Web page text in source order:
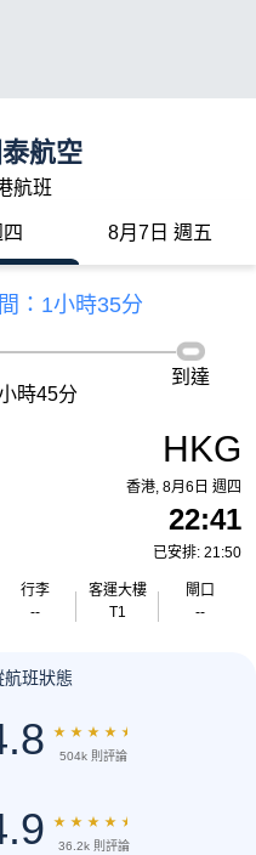
航空
航班
8月7日 週五
：1小時35分
時45分
到達
HKG
香港, 8月6日 週四
22:41
已安排: 21:50
行李
--
客運大樓
T1
閘口
--
班狀態
★ ★ ★ ★ ★
504k 則評論
★ ★ ★ ★ ★
36.2k 則評論